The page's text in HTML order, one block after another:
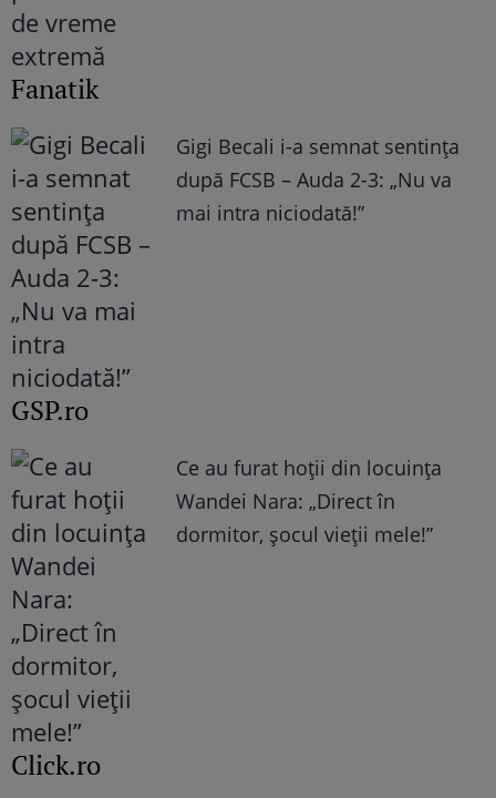
Fanatik
Gigi Becali i-a semnat sentința
după FCSB – Auda 2-3: „Nu va
mai intra niciodată!”
GSP.ro
Ce au furat hoții din locuința
Wandei Nara: „Direct în
dormitor, șocul vieții mele!”
Click.ro